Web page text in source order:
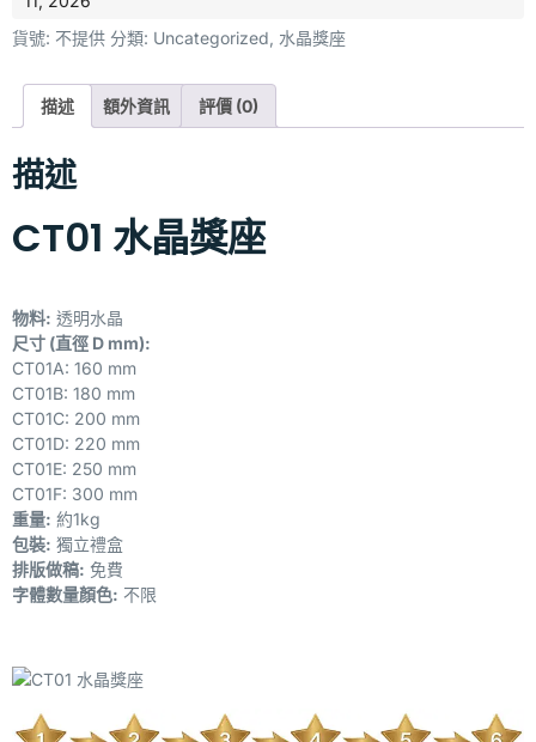
貨號: 不提供 分類: Uncategorized 水晶獎座
描述 額外資訊 評價 (0)
描述
CT01 水晶獎座
物料: 透明水晶
尺寸 (直徑 D mm):
CT01A: 160 mm
CT01B: 180 mm
CT01C: 200 mm
CT01D: 220 mm
CT01E: 250 mm
CT01F: 300 mm
重量: 約1kg
包裝: 獨立禮盒
排版做稿: 免費
字體數量顏色: 不限